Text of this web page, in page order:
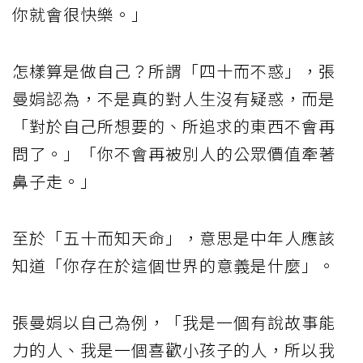
你就會很快樂。」
怎樣算是做自己？所謂「四十而不惑」，張
曼娟認為，不是真的對人生沒有疑惑，而是
「對於自己所想要的、所追求的東西不會再
問了。」「你不會再被別人的公眾價值牽著
鼻子走。」
至於「五十而知天命」，意思是中年人應該
知道「你存在於這個世界的意義是什麼」。
張曼娟以自己為例，「我是一個有說故事能
力的人、我是一個喜歡小孩子的人，所以我